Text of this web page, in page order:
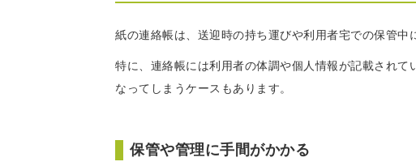
紙の連絡帳は、送迎時の持ち運びや利用者宅での保管中
特に、連絡帳には利用者の体調や個人情報が記載され
なってしまうケースもあります。
保管や管理に手間がかかる